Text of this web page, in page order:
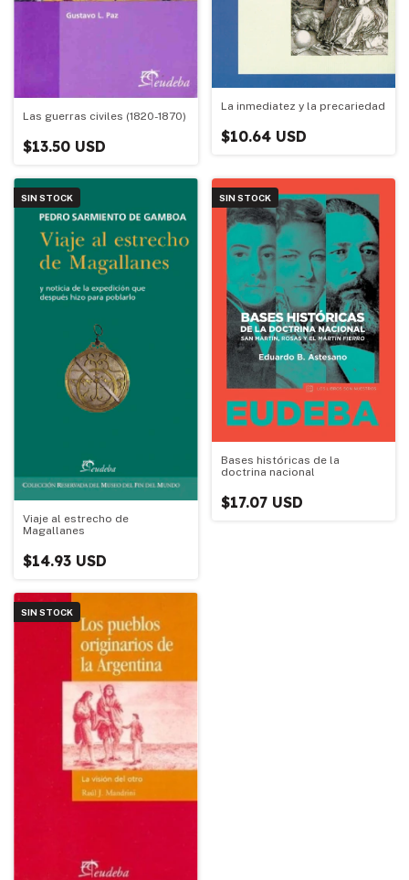
Las guerras civiles (1820-1870)
$13.50 USD
La inmediatez y la precariedad
$10.64 USD
SIN STOCK
Viaje al estrecho de
Magallanes
$14.93 USD
SIN STOCK
Bases históricas de la
doctrina nacional
$17.07 USD
SIN STOCK